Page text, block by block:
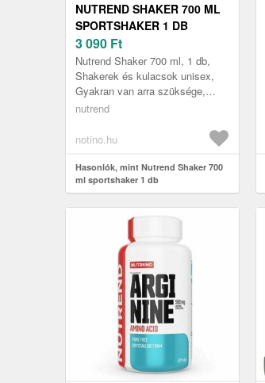
NUTREND SHAKER 700 ML
SPORTSHAKER 1 DB
3 090 Ft
Nutrend Shaker 700 ml, 1 db,
Shakerek és kulacsok unisex,
Gyakran van arra szüksége,
hogy azonnal ellássa szervezetét
nutrend
notino.hu
Hasonlók, mint Nutrend Shaker 700
ml sportshaker 1 db